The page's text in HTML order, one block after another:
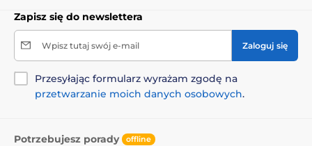
Zapisz się do newslettera
Wpisz tutaj swój e-mail Zaloguj się
Przesyłając formularz wyrażam zgodę na
przetwarzanie moich danych osobowych.
Potrzebujesz porady offline